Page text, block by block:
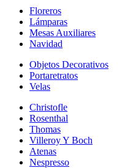
Floreros
Lámparas
Mesas Auxiliares
Navidad
Objetos Decorativos
Portaretratos
Velas
Christofle
Rosenthal
Thomas
Villeroy Y Boch
Atenas
Nespresso